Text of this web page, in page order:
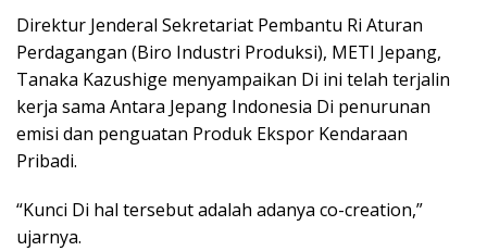
Direktur Jenderal Sekretariat Pembantu Ri Aturan
Perdagangan (Biro Industri Produksi), METI Jepang,
Tanaka Kazushige menyampaikan Di ini telah terjalin
kerja sama Antara Jepang Indonesia Di penurunan
emisi dan penguatan Produk Ekspor Kendaraan
Pribadi.
“Kunci Di hal tersebut adalah adanya co-creation,”
ujarnya.